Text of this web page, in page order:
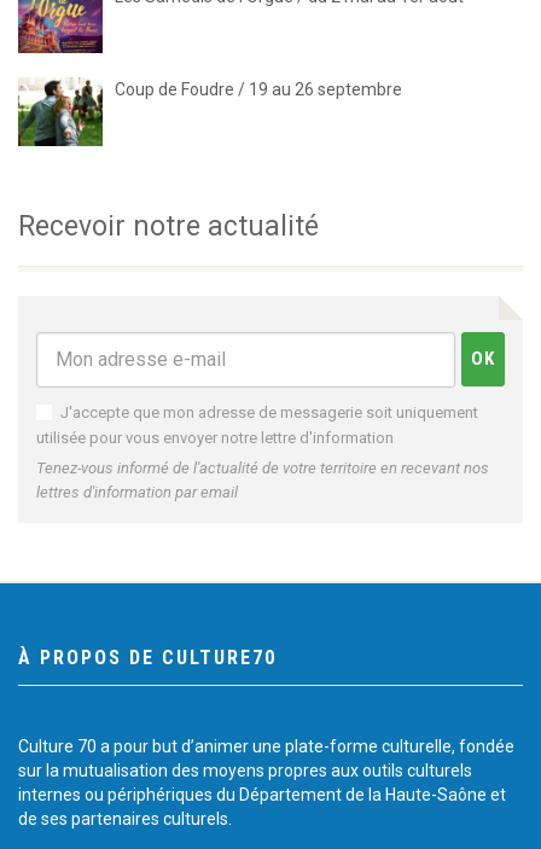
Coup de Foudre / 19 au 26 septembre
Recevoir notre actualité
J'accepte que mon adresse de messagerie soit uniquement
utilisée pour vous envoyer notre lettre d'information
Tenez-vous informé de l'actualité de votre territoire en recevant nos
lettres d'information par email
À PROPOS DE CULTURE70
Culture 70 a pour but d’animer une plate-forme culturelle, fondée
sur la mutualisation des moyens propres aux outils culturels
internes ou périphériques du Département de la Haute-Saône et
de ses partenaires culturels.